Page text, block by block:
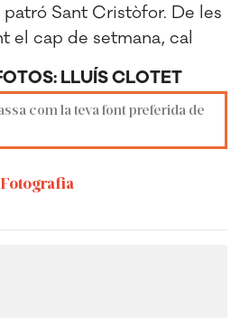
Sant Cristòfor. De les
el cap de setmana, cal
LLUÍS CLOTET
com la teva font preferida de
Fotografia